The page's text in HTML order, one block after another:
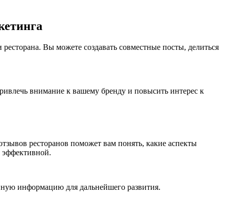
Вы можете создавать совместные посты, делиться
внимание к вашему бренду и повысить интерес к
ресторанов поможет вам понять, какие аспекты
эффективной.
информацию для дальнейшего развития.